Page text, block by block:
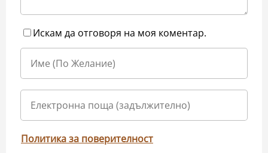
Искам да отговоря на моя коментар.
Политика за поверителност